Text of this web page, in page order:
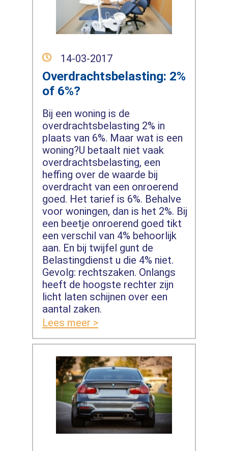
14-03-2017
Overdrachtsbelasting: 2%
of 6%?
Bij een woning is de
overdrachtsbelasting 2% in
plaats van 6%. Maar wat is een
woning?U betaalt niet vaak
overdrachtsbelasting, een
heffing over de waarde bij
overdracht van een onroerend
goed. Het tarief is 6%. Behalve
voor woningen, dan is het 2%. Bij
een beetje onroerend goed tikt
een verschil van 4% behoorlijk
aan. En bij twijfel gunt de
Belastingdienst u die 4% niet.
Gevolg: rechtszaken. Onlangs
heeft de hoogste rechter zijn
licht laten schijnen over een
aantal zaken.
Lees meer >